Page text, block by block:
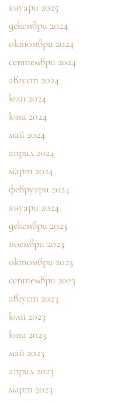
януари 2025
декември 2024
октомври 2024
септември 2024
август 2024
юли 2024
юни 2024
май 2024
април 2024
март 2024
февруари 2024
януари 2024
декември 2023
ноември 2023
октомври 2023
септември 2023
август 2023
юли 2023
юни 2023
май 2023
април 2023
март 2023